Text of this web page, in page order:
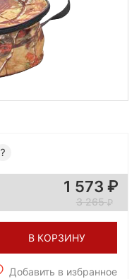
1 573
3 265
В КОРЗИНУ
Добавить в избранное